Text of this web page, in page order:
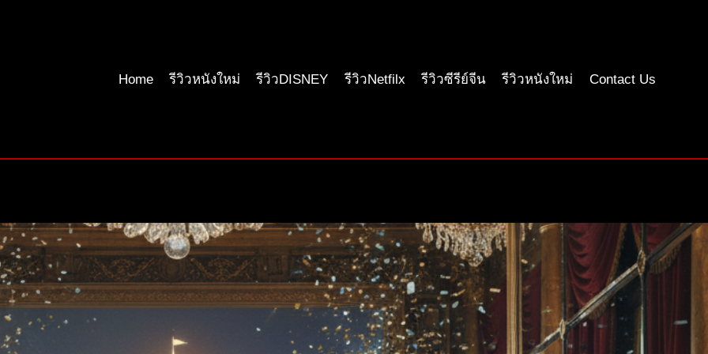
Home
รีวิวหนังใหม่ รีวิวDISNEY รีวิวNetfilx รีวิวซีรีย์จีน รีวิวหนังใหม่ Contact Us